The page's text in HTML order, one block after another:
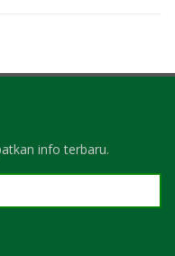
info terbaru.